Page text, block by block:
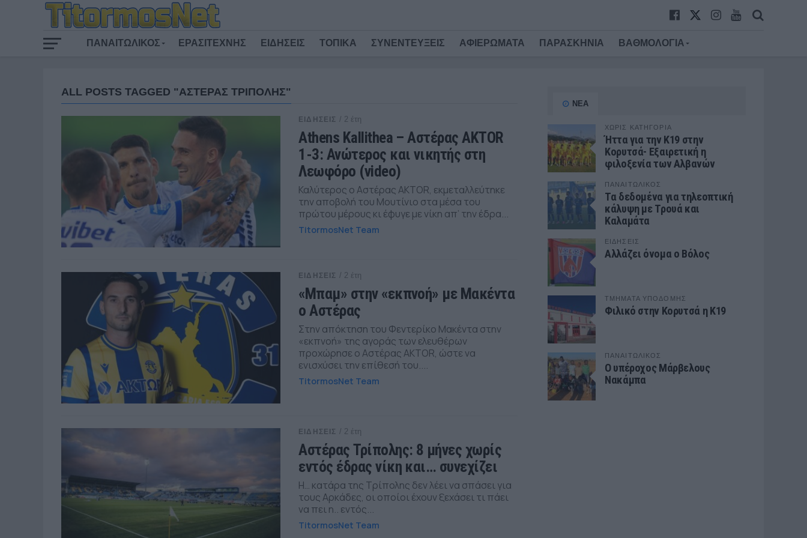
ΠΑΝΑΙΤΩΛΙΚΟΣ ΕΡΑΣΙΤΕΧΝΗΣ ΕΙΔΗΣΕΙΣ ΤΟΠΙΚΑ ΣΥΝΕΝΤΕΥΞΕΙΣ ΑΦΙΕΡΩΜΑΤΑ ΠΑΡΑΣΚΗΝΙΑ ΒΑΘΜΟΛΟΓΙΑ
ALL POSTS TAGGED "ΑΣΤΕΡΑΣ ΤΡΙΠΟΛΗΣ"
ΕΙΔΗΣΕΙΣ / 2 έτη
Athens Kallithea – Αστέρας AKTOR
1-3: Ανώτερος και νικητής στη
Λεωφόρο (video)
Καλύτερος ο Αστέρας AKTOR, εκμεταλλεύτηκε
την αποβολή του Μουτίνιο στα μέσα του
πρώτου μέρους κι έφυγε με νίκη απ’ την έδρα...
TitormosNet Team
ΕΙΔΗΣΕΙΣ / 2 έτη
«Μπαμ» στην «εκπνοή» με Μακέντα
ο Αστέρας
Στην απόκτηση του Φεντερίκο Μακέντα στην
«εκπνοή» της αγοράς των ελευθέρων
προχώρησε ο Αστέρας AKTOR, ώστε να
ενισχύσει την επίθεσή του....
TitormosNet Team
ΕΙΔΗΣΕΙΣ / 2 έτη
Αστέρας Τρίπολης: 8 μήνες χωρίς
εντός έδρας νίκη και… συνεχίζει
Η… κατάρα της Τρίπολης δεν λέει να σπάσει για
τους Αρκάδες, οι οποίοι έχουν ξεχάσει τι πάει
να πει η.. εντός...
TitormosNet Team
ΝΕΑ
ΧΩΡΊΣ ΚΑΤΗΓΟΡΊΑ
Ήττα για την Κ19 στην
Κορυτσά- Εξαιρετική η
φιλοξενία των Αλβανών
ΠΑΝΑΙΤΩΛΙΚΟΣ
Τα δεδομένα για τηλεοπτική
κάλυψη με Τρουά και
Καλαμάτα
ΕΙΔΗΣΕΙΣ
Αλλάζει όνομα ο Βόλος
ΤΜΗΜΑΤΑ ΥΠΟΔΟΜΗΣ
Φιλικό στην Κορυτσά η Κ19
ΠΑΝΑΙΤΩΛΙΚΟΣ
Ο υπέροχος Μάρβελους
Νακάμπα